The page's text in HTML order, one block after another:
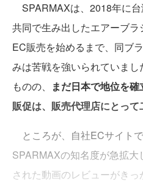
SPARMAXは、2018年に
共同で生み出したエアーブ
EC販売を始めるまで、同ブ
みは苦戦を強いられていま
ものの、
まだ日本で地位を
販促は、販売代理店にとって
ところが、自社ECサイト
SPARMAXの知名度が急拡
された動画のレビューがきっ